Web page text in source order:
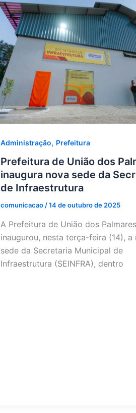
Administração, Prefeitura
Prefeitura de União dos
inaugura nova sede da
de Infraestrutura
comunicacao/14 de outubro de 2025
A Prefeitura de União dos Palmares
inaugurou, nesta terça-feira (14), a
sede da Secretaria Municipal de
Infraestrutura (SEINFRA), dentro